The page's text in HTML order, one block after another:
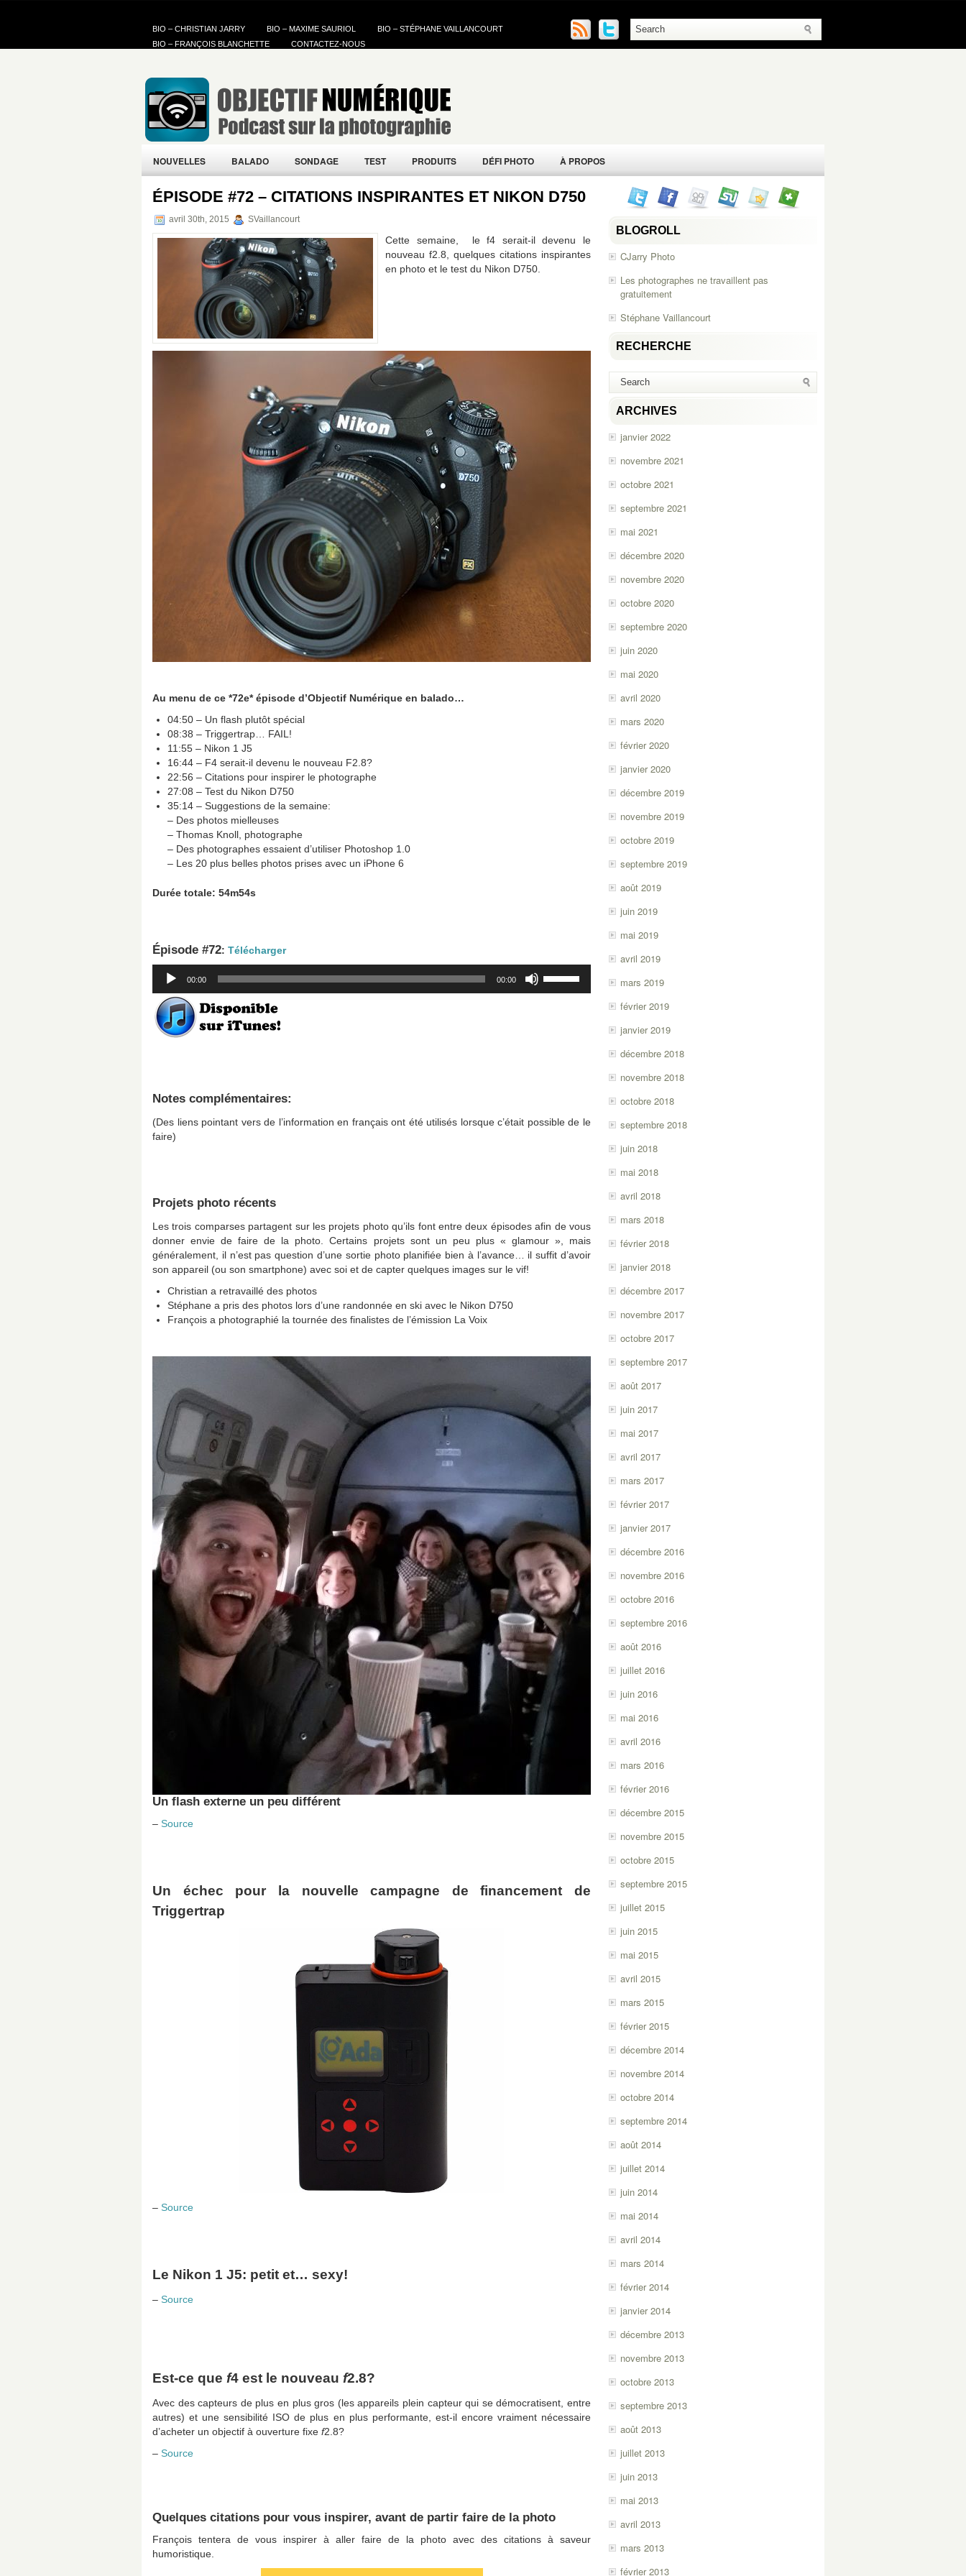
BIO – CHRISTIAN JARRY BIO – MAXIME SAURIOL
BIO – STÉPHANE VAILLANCOURT
BIO – FRANÇOIS BLANCHETTE
CONTACTEZ-NOUS
NOUVELLES BALADO SONDAGE TEST PRODUITS DÉFI PHOTO À PROPOS
ÉPISODE #72 – CITATIONS INSPIRANTES ET NIKON D750
avril 30th, 2015 SVaillancourt
Cette semaine, le f4 serait-il devenu le
nouveau f2.8, quelques citations inspirantes
en photo et le test du Nikon D750.
Au menu de ce *72e* épisode d’Objectif Numérique en balado…
04:50 – Un flash plutôt spécial
08:38 – Triggertrap… FAIL!
11:55 – Nikon 1 J5
16:44 – F4 serait-il devenu le nouveau F2.8?
22:56 – Citations pour inspirer le photographe
27:08 – Test du Nikon D750
35:14 – Suggestions de la semaine:
– Des photos mielleuses
– Thomas Knoll, photographe
– Des photographes essaient d’utiliser Photoshop 1.0
– Les 20 plus belles photos prises avec un iPhone 6
Durée totale: 54m54s
Épisode #72: Télécharger
Lecteur
audio
00:00 00:00
les
Notes complémentaires:
(Des liens pointant vers de l’information en français ont été utilisés lorsque c’était possible de le
faire)
Projets photo récents
Les trois comparses partagent sur les projets photo qu’ils font entre deux épisodes afin de vous
donner envie de faire de la photo. Certains projets sont un peu plus « glamour », mais
généralement, il n’est pas question d’une sortie photo planifiée bien à l’avance… il suffit d’avoir
son appareil (ou son smartphone) avec soi et de capter quelques images sur le vif!
Christian a retravaillé des photos
Stéphane a pris des photos lors d’une randonnée en ski avec le Nikon D750
François a photographié la tournée des finalistes de l’émission La Voix
Un flash externe un peu différent
– Source
Un échec pour la nouvelle campagne de financement de
Triggertrap
– Source
Le Nikon 1 J5: petit et… sexy!
– Source
Est-ce que f4 est le nouveau f2.8?
Avec des capteurs de plus en plus gros (les appareils plein capteur qui se démocratisent, entre
autres) et une sensibilité ISO de plus en plus performante, est-il encore vraiment nécessaire
d’acheter un objectif à ouverture fixe f2.8?
– Source
Quelques citations pour vous inspirer, avant de partir faire de la photo
François tentera de vous inspirer à aller faire de la photo avec des citations à saveur
humoristique.
BLOGROLL
CJarry Photo
Les photographes ne travaillent pas
gratuitement
Stéphane Vaillancourt
RECHERCHE
ARCHIVES
janvier 2022
novembre 2021
octobre 2021
septembre 2021
mai 2021
décembre 2020
novembre 2020
octobre 2020
septembre 2020
juin 2020
mai 2020
avril 2020
mars 2020
février 2020
janvier 2020
décembre 2019
novembre 2019
octobre 2019
septembre 2019
août 2019
juin 2019
mai 2019
avril 2019
mars 2019
février 2019
janvier 2019
décembre 2018
novembre 2018
octobre 2018
septembre 2018
juin 2018
mai 2018
avril 2018
mars 2018
février 2018
janvier 2018
décembre 2017
novembre 2017
octobre 2017
septembre 2017
août 2017
juin 2017
mai 2017
avril 2017
mars 2017
février 2017
janvier 2017
décembre 2016
novembre 2016
octobre 2016
septembre 2016
août 2016
juillet 2016
juin 2016
mai 2016
avril 2016
mars 2016
février 2016
décembre 2015
novembre 2015
octobre 2015
septembre 2015
juillet 2015
juin 2015
mai 2015
avril 2015
mars 2015
février 2015
décembre 2014
novembre 2014
octobre 2014
septembre 2014
août 2014
juillet 2014
juin 2014
mai 2014
avril 2014
mars 2014
février 2014
janvier 2014
décembre 2013
novembre 2013
octobre 2013
septembre 2013
août 2013
juillet 2013
juin 2013
mai 2013
avril 2013
mars 2013
février 2013